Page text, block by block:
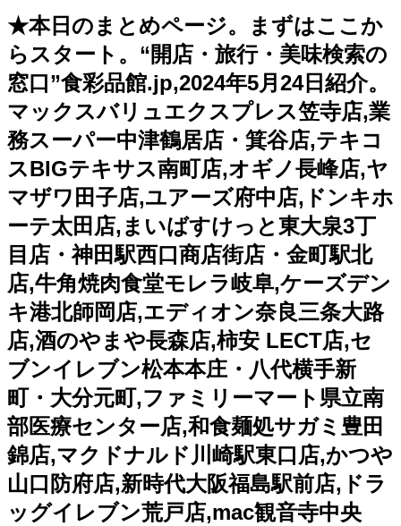
★本日のまとめページ。まずはここか
らスタート。“開店・旅行・美味検索の
窓口”食彩品館.jp,2024年5月24日紹介。
マックスバリュエクスプレス笠寺店,業
務スーパー中津鶴居店・箕谷店,テキコ
スBIGテキサス南町店,オギノ長峰店,ヤ
マザワ田子店,ユアーズ府中店,ドンキホ
ーテ太田店,まいばすけっと東大泉3丁
目店・神田駅西口商店街店・金町駅北
店,牛角焼肉食堂モレラ岐阜,ケーズデン
キ港北師岡店,エディオン奈良三条大路
店,酒のやまや長森店,柿安 LECT店,セ
ブンイレブン松本本庄・八代横手新
町・大分元町,ファミリーマート県立南
部医療センター店,和食麺処サガミ豊田
錦店,マクドナルド川崎駅東口店,かつや
山口防府店,新時代大阪福島駅前店,ドラ
ッグイレブン荒戸店,mac観音寺中央